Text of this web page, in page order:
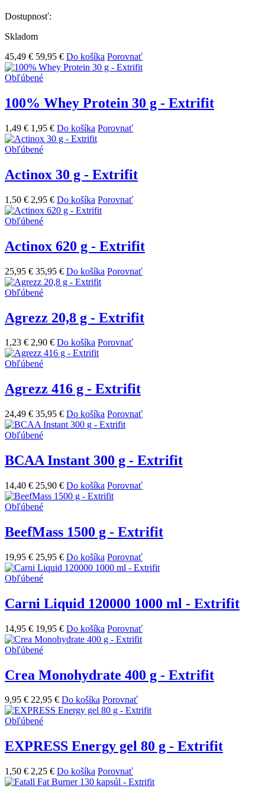
Dostupnosť:
Skladom
45,49 € 59,95 € Do košíka Porovnať
Obľúbené
100% Whey Protein 30 g - Extrifit
1,49 € 1,95 € Do košíka Porovnať
Obľúbené
Actinox 30 g - Extrifit
1,50 € 2,95 € Do košíka Porovnať
Obľúbené
Actinox 620 g - Extrifit
25,95 € 35,95 € Do košíka Porovnať
Obľúbené
Agrezz 20,8 g - Extrifit
1,23 € 2,90 € Do košíka Porovnať
Obľúbené
Agrezz 416 g - Extrifit
24,49 € 35,95 € Do košíka Porovnať
Obľúbené
BCAA Instant 300 g - Extrifit
14,40 € 25,90 € Do košíka Porovnať
Obľúbené
BeefMass 1500 g - Extrifit
19,95 € 25,95 € Do košíka Porovnať
Obľúbené
Carni Liquid 120000 1000 ml - Extrifit
14,95 € 19,95 € Do košíka Porovnať
Obľúbené
Crea Monohydrate 400 g - Extrifit
9,95 € 22,95 € Do košíka Porovnať
Obľúbené
EXPRESS Energy gel 80 g - Extrifit
1,50 € 2,25 € Do košíka Porovnať